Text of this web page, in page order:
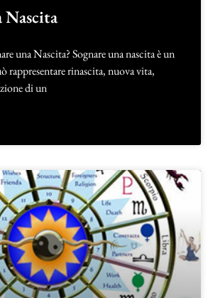
Nascita
una Nascita? Sognare una nascita è un
rappresentare rinascita, nuova vita,
di un